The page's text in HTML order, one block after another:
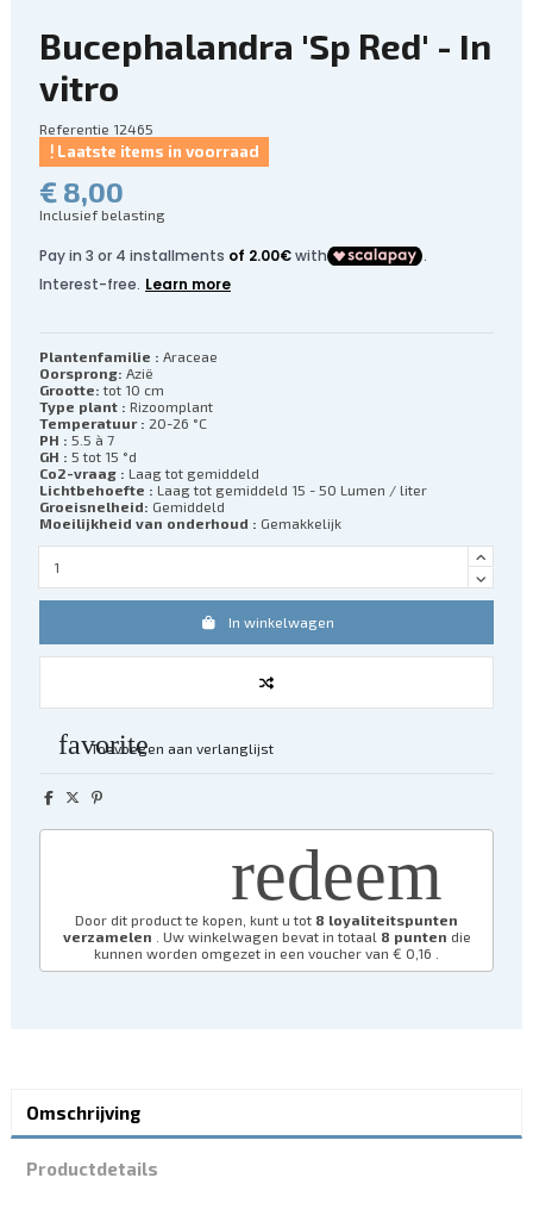
Bucephalandra 'Sp Red' - In
vitro
Referentie 12465
Laatste items in voorraad
€ 8,00
Inclusief belasting
Plantenfamilie : Araceae
Oorsprong: Azië
Grootte: tot 10 cm
Type plant : Rizoomplant
Temperatuur : 20-26 °C
PH : 5.5 à 7
GH : 5 tot 15 °d
Co2-vraag : Laag tot gemiddeld
Lichtbehoefte : Laag tot gemiddeld 15 - 50 Lumen / liter
Groeisnelheid: Gemiddeld
Moeilijkheid van onderhoud : Gemakkelijk
In winkelwagen
favorite
Toevoegen aan verlanglijst
redeem
Door dit product te kopen, kunt u tot 8 loyaliteitspunten
verzamelen . Uw winkelwagen bevat in totaal 8 punten die
kunnen worden omgezet in een voucher van € 0,16
Omschrijving
Productdetails